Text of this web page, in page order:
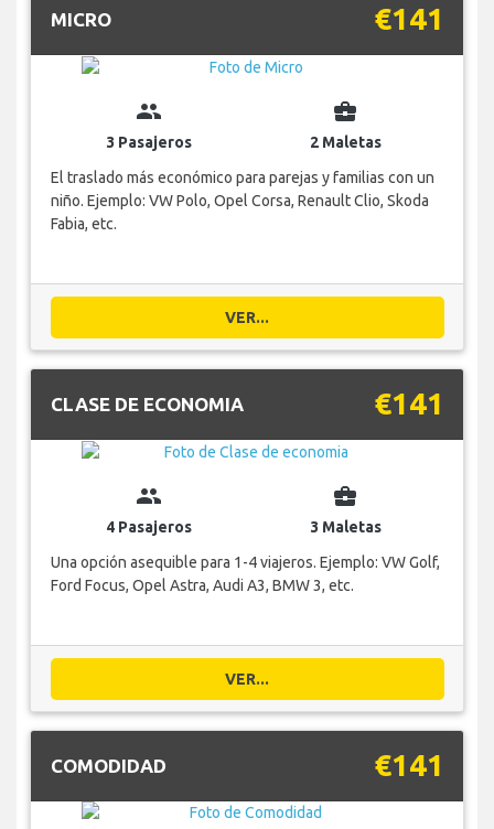
MICRO €141
group
3 Pasajeros
business_center
2 Maletas
El traslado más económico para parejas y familias con un
niño. Ejemplo: VW Polo, Opel Corsa, Renault Clio, Skoda
Fabia, etc.
VER...
CLASE DE ECONOMIA €141
group
4 Pasajeros
business_center
3 Maletas
Una opción asequible para 1-4 viajeros. Ejemplo: VW Golf,
Ford Focus, Opel Astra, Audi A3, BMW 3, etc.
VER...
COMODIDAD €141